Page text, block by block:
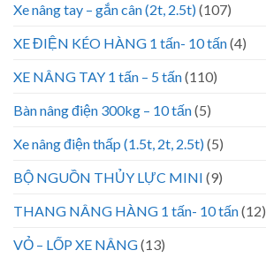
Xe nâng tay – gắn cân (2t, 2.5t)(107)
XE ĐIỆN KÉO HÀNG 1 tấn- 10 tấn(4)
XE NÂNG TAY 1 tấn – 5 tấn(110)
Bàn nâng điện 300kg – 10 tấn(5)
Xe nâng điện thấp (1.5t, 2t, 2.5t)(5)
BỘ NGUỒN THỦY LỰC MINI (9)
THANG NÂNG HÀNG 1 tấn- 10 tấn(12)
VỎ – LỐP XE NÂNG(13)